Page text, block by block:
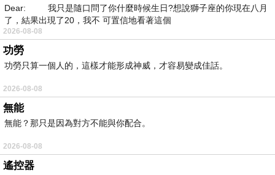
Dear: 我只是隨口問了你什麼時候生日?想說獅子座的你現在八月
了，結果出現了20，我不 可置信地看著這個
2026-08-08
功勞
功勞只算一個人的，這樣才能形成神威，才容易變成佳話。
2026-08-08
無能
無能？那只是因為對方不能與你配合。
2026-08-08
遙控器